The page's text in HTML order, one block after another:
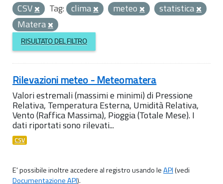
CSV
Tag: clima meteo
statistica
Matera
RISULTATO DEL FILTRO
Rilevazioni meteo - Meteomatera
Valori estremali (massimi e minimi) di Pressione
Relativa, Temperatura Esterna, Umidità Relativa,
Vento (Raffica Massima), Pioggia (Totale Mese). I
dati riportati sono rilevati...
CSV
E' possibile inoltre accedere al registro usando leAPI(vedi
Documentazione API).